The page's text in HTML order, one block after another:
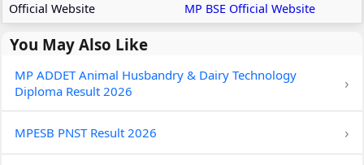
Official Website
MP BSE Official Website
You May Also Like
MP ADDET Animal Husbandry & Dairy Technology
Diploma Result 2026
›
MPESB PNST Result 2026 ›